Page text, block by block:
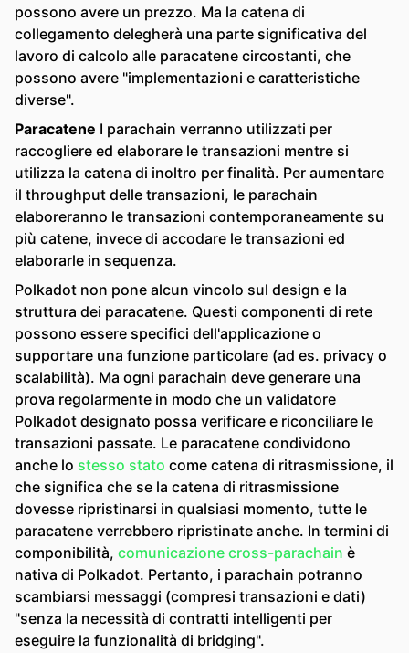
possono avere un prezzo. Ma la catena di
collegamento delegherà una parte significativa del
lavoro di calcolo alle paracatene circostanti, che
possono avere "implementazioni e caratteristiche
diverse".
Paracatene I parachain verranno utilizzati per
raccogliere ed elaborare le transazioni mentre si
utilizza la catena di inoltro per finalità. Per aumentare
il throughput delle transazioni, le parachain
elaboreranno le transazioni contemporaneamente su
più catene, invece di accodare le transazioni ed
elaborarle in sequenza.
Polkadot non pone alcun vincolo sul design e la
struttura dei paracatene. Questi componenti di rete
possono essere specifici dell'applicazione o
supportare una funzione particolare (ad es. privacy o
scalabilità). Ma ogni parachain deve generare una
prova regolarmente in modo che un validatore
Polkadot designato possa verificare e riconciliare le
transazioni passate. Le paracatene condividono
anche lo stesso stato come catena di ritrasmissione, il
che significa che se la catena di ritrasmissione
dovesse ripristinarsi in qualsiasi momento, tutte le
paracatene verrebbero ripristinate anche. In termini di
componibilità, comunicazione cross-parachain è
nativa di Polkadot. Pertanto, i parachain potranno
scambiarsi messaggi (compresi transazioni e dati)
"senza la necessità di contratti intelligenti per
eseguire la funzionalità di bridging".